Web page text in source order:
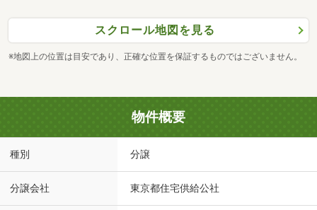
スクロール地図を見る
※地図上の位置は目安であり、正確な位置を保証するものではございません。
物件概要
種別 分譲
分譲会社 東京都住宅供給公社